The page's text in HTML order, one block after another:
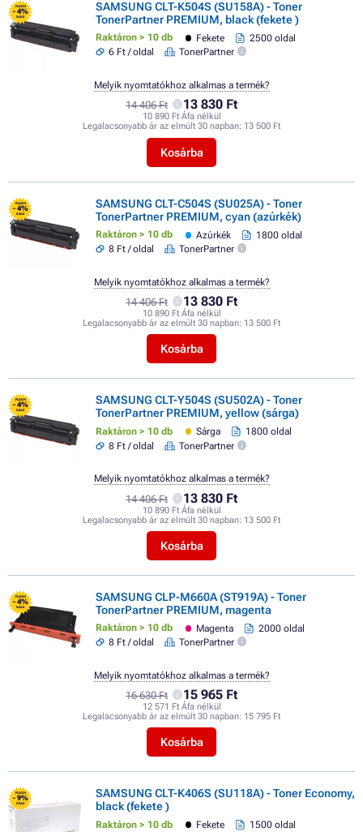
FLASH
- 4%
SALE
SAMSUNG CLT-K504S (SU158A) - Toner
TonerPartner PREMIUM, black (fekete )
Raktáron > 10 db Fekete
2500 oldal
6 Ft / oldal
TonerPartner
14 406 Ft 13 830 Ft
10 890 Ft Áfa nélkül
Legalacsonyabb ár az elmúlt 30 napban: 13 500 Ft
Kosárba
Melyik nyomtatókhoz alkalmas a termék?
FLASH
- 4%
SALE
SAMSUNG CLT-C504S (SU025A) - Toner
TonerPartner PREMIUM, cyan (azúrkék)
Raktáron > 10 db Azúrkék
1800 oldal
8 Ft / oldal
TonerPartner
14 406 Ft 13 830 Ft
10 890 Ft Áfa nélkül
Legalacsonyabb ár az elmúlt 30 napban: 13 500 Ft
Kosárba
Melyik nyomtatókhoz alkalmas a termék?
FLASH
- 4%
SALE
SAMSUNG CLT-Y504S (SU502A) - Toner
TonerPartner PREMIUM, yellow (sárga)
Raktáron > 10 db Sárga
1800 oldal
8 Ft / oldal
TonerPartner
14 406 Ft 13 830 Ft
10 890 Ft Áfa nélkül
Legalacsonyabb ár az elmúlt 30 napban: 13 500 Ft
Kosárba
Melyik nyomtatókhoz alkalmas a termék?
FLASH
- 4%
SALE
SAMSUNG CLP-M660A (ST919A) - Toner
TonerPartner PREMIUM, magenta
Raktáron > 10 db Magenta
2000 oldal
8 Ft / oldal
TonerPartner
16 630 Ft 15 965 Ft
12 571 Ft Áfa nélkül
Legalacsonyabb ár az elmúlt 30 napban: 15 795 Ft
Kosárba
Melyik nyomtatókhoz alkalmas a termék?
FLASH
- 9%
SALE
SAMSUNG CLT-K406S (SU118A) - Toner Economy,
black (fekete )
Raktáron > 10 db Fekete
1500 oldal